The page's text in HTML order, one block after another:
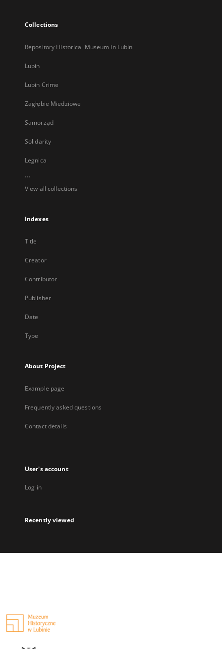
Collections
Repository Historical Museum in Lubin
Lubin
Lubin Crime
Zagłębie Miedziowe
Samorząd
Solidarity
Legnica
...
View all collections
Indexes
Title
Creator
Contributor
Publisher
Date
Type
About Project
Example page
Frequently asked questions
Contact details
User's account
Log in
Recently viewed